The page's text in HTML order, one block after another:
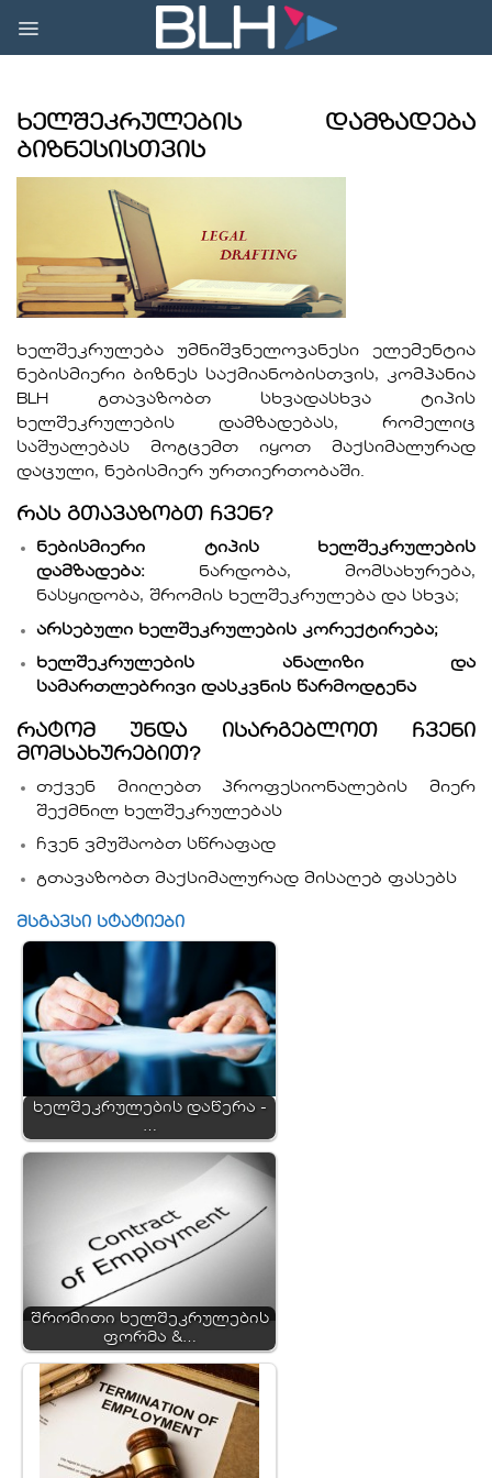
content
ხელშეკრულების დამზადება
ბიზნესისთვის
ხელშეკრულება უმნიშვნელოვანესი ელემენტია
ნებისმიერი ბიზნეს საქმიანობისთვის, კომპანია
BLH გთავაზობთ სხვადასხვა ტიპის
ხელშეკრულების დამზადებას, რომელიც
საშუალებას მოგცემთ იყოთ მაქსიმალურად
დაცული, ნებისმიერ ურთიერთობაში.
რას გთავაზობთ ჩვენ?
ნებისმიერი ტიპის ხელშეკრულების
დამზადება: ნარდობა, მომსახურება,
ნასყიდობა, შრომის ხელშეკრულება და სხვა;
არსებული ხელშეკრულების კორექტირება;
ხელშეკრულების ანალიზი და
სამართლებრივი დასკვნის წარმოდგენა
რატომ უნდა ისარგებლოთ ჩვენი
მომსახურებით?
თქვენ მიიღებთ პროფესიონალების მიერ
შექმნილ ხელშეკრულებას
ჩვენ ვმუშაობთ სწრაფად
გთავაზობთ მაქსიმალურად მისაღებ ფასებს
მსგავსი სტატიები
ხელშეკრულების დაწერა -
…
შრომითი ხელშეკრულების
ფორმა &…